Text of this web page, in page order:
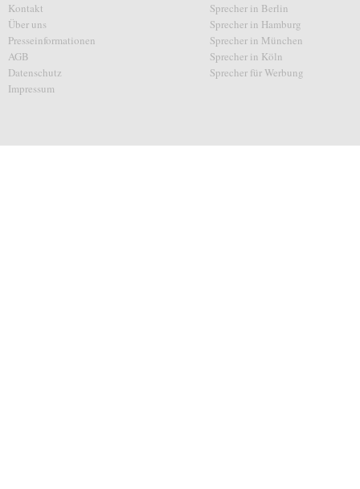
Kontakt
Über uns
Presseinformationen
AGB
Datenschutz
Impressum
Sprecher in Berlin
Sprecher in Hamburg
Sprecher in München
Sprecher in Köln
Sprecher für Werbung